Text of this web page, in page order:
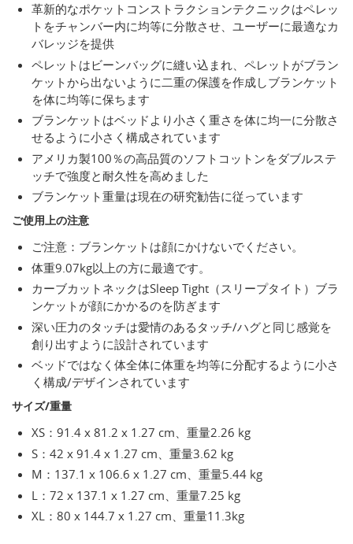
革新的なポケットコンストラクションテクニックはペレッ
トをチャンバー内に均等に分散させ、ユーザーに最適なカ
バレッジを提供
ペレットはビーンバッグに縫い込まれ、ペレットがブラン
ケットから出ないように二重の保護を作成しブランケット
を体に均等に保ちます
ブランケットはベッドより小さく重さを体に均一に分散さ
せるように小さく構成されています
アメリカ製100％の高品質のソフトコットンをダブルステ
ッチで強度と耐久性を高めました
ブランケット重量は現在の研究勧告に従っています
ご使用上の注意
ご注意：ブランケットは顔にかけないでください。
体重9.07kg以上の方に最適です。
カーブカットネックはSleep Tight（スリープタイト）ブラ
ンケットが顔にかかるのを防ぎます
深い圧力のタッチは愛情のあるタッチ/ハグと同じ感覚を
創り出すように設計されています
ベッドではなく体全体に体重を均等に分配するように小さ
く構成/デザインされています
サイズ/重量
XS：91.4 x 81.2 x 1.27 cm、重量2.26 kg
S：42 x 91.4 x 1.27 cm、重量3.62 kg
M：137.1 x 106.6 x 1.27 cm、重量5.44 kg
L：72 x 137.1 x 1.27 cm、重量7.25 kg
XL：80 x 144.7 x 1.27 cm、重量11.3kg